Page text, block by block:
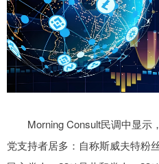
Morning Consult民调中显示
党支持者居多：自称斯威夫特粉